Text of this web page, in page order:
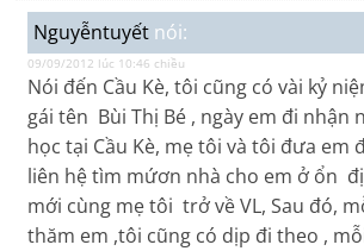
Nguyễntuyết nói:
09/09/2012 lúc 10:46 chiều
Nói đến Cầu Kè, tôi cũng có vài kỷ
gái tên Bùi Thị Bé , ngày em đi nhận
học tại Cầu Kè, mẹ tôi và tôi đưa em
liên hệ tìm mứơn nhà cho em ở ổn
mới cùng mẹ tôi trở về VL, Sau đó,
thăm em ,tôi cũng có dịp đi theo ,